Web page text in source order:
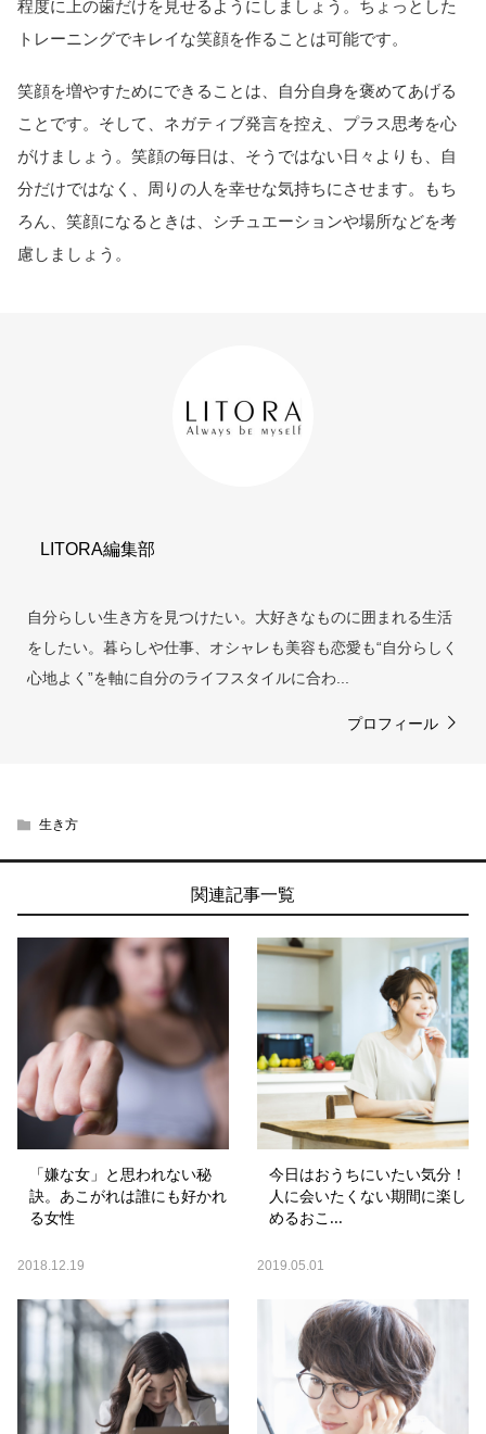
程度に上の歯だけを見せるようにしましょう。ちょっとした
トレーニングでキレイな笑顔を作ることは可能です。
笑顔を増やすためにできることは、自分自身を褒めてあげる
ことです。そして、ネガティブ発言を控え、プラス思考を心
がけましょう。笑顔の毎日は、そうではない日々よりも、自
分だけではなく、周りの人を幸せな気持ちにさせます。もち
ろん、笑顔になるときは、シチュエーションや場所などを考
慮しましょう。
LITORA編集部
自分らしい生き方を見つけたい。大好きなものに囲まれる生活
をしたい。暮らしや仕事、オシャレも美容も恋愛も“自分らしく
心地よく”を軸に自分のライフスタイルに合わ...
プロフィール
生き方
関連記事一覧
「嫌な女」と思われない秘
訣。あこがれは誰にも好かれ
る女性
2018.12.19
今日はおうちにいたい気分！
人に会いたくない期間に楽し
めるおこ...
2019.05.01